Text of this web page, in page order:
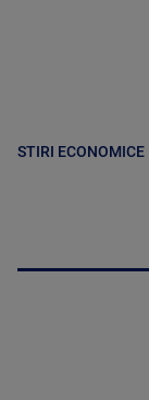
STIRI ECONOMICE